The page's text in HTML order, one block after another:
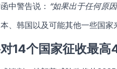
中警告说： “如果出于任何原
、韩国以及可能其他一些国家
14个国家征收最